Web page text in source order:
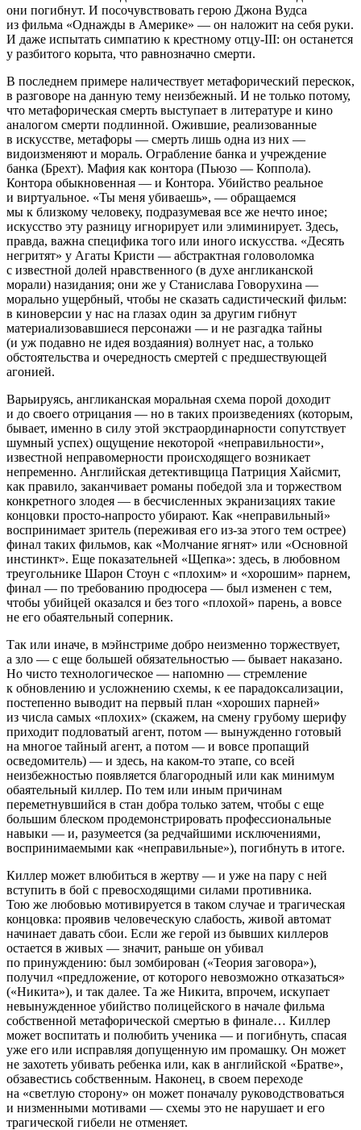
они погибнут. И посочувствовать герою Джона Вудса
из фильма «Однажды в Америке» — он наложит на себя руки.
И даже испытать симпатию к крестному отцу-III: он останется
у разбитого корыта, что равнозначно смерти.
В последнем примере наличествует метафорический перескок,
в разговоре на данную тему неизбежный. И не только потому,
что метафорическая смерть выступает в литературе и кино
аналогом смерти подлинной. Ожившие, реализованные
в искусстве, метафоры — смерть лишь одна из них —
видоизменяют и мораль. Ограбление банка и учреждение
банка (Брехт). Мафия как контора (Пьюзо — Коппола).
Контора обыкновенная — и Контора. Убийство реальное
и виртуальное. «Ты меня убиваешь», — обращаемся
мы к близкому человеку, подразумевая все же нечто иное;
искусство эту разницу игнорирует или элиминирует. Здесь,
правда, важна специфика того или иного искусства. «Десять
негритят» у Агаты Кристи — абстрактная головоломка
с известной долей нравственного (в духе англиканской
морали) назидания; они же у Станислава Говорухина —
морально ущербный, чтобы не сказать садистический фильм:
в киноверсии у нас на глазах один за другим гибнут
материализовавшиеся персонажи — и не разгадка тайны
(и уж подавно не идея воздаяния) волнует нас, а только
обстоятельства и очередность смертей с предшествующей
агонией.
Варьируясь, англиканская моральная схема порой доходит
и до своего отрицания — но в таких произведениях (которым,
бывает, именно в силу этой экстраординарности сопутствует
шумный успех) ощущение некоторой «неправильности»,
известной неправомерности происходящего возникает
непременно. Английская детективщица Патриция Хайсмит,
как правило, заканчивает романы победой зла и торжеством
конкретного злодея — в бесчисленных экранизациях такие
концовки просто-напросто убирают. Как «неправильный»
воспринимает зритель (переживая его из-за этого тем острее)
финал таких фильмов, как «Молчание ягнят» или «Основной
инстинкт». Еще показательней «Щепка»: здесь, в любовном
треугольнике Шарон Стоун с «плохим» и «хорошим» парнем,
финал — по требованию продюсера — был изменен с тем,
чтобы убийцей оказался и без того «плохой» парень, а вовсе
не его обаятельный соперник.
Так или иначе, в мэйнстриме добро неизменно торжествует,
а зло — с еще большей обязательностью — бывает наказано.
Но чисто технологическое — напомню — стремление
к обновлению и усложнению схемы, к ее парадоксализации,
постепенно выводит на первый план «хороших парней»
из числа самых «плохих» (скажем, на смену грубому шерифу
приходит подловатый агент, потом — вынужденно готовый
на многое тайный агент, а потом — и вовсе пропащий
осведомитель) — и здесь, на каком-то этапе, со всей
неизбежностью появляется благородный или как минимум
обаятельный киллер. По тем или иным причинам
переметнувшийся в стан добра только затем, чтобы с еще
большим блеском продемонстрировать профессиональные
навыки — и, разумеется (за редчайшими исключениями,
воспринимаемыми как «неправильные»), погибнуть в итоге.
Киллер может влюбиться в жертву — и уже на пару с ней
вступить в бой с превосходящими силами противника.
Тою же любовью мотивируется в таком случае и трагическая
концовка: проявив человеческую слабость, живой автомат
начинает давать сбои. Если же герой из бывших киллеров
остается в живых — значит, раньше он убивал
по принуждению: был зомбирован («Теория заговора»),
получил «предложение, от которого невозможно отказаться»
(«Никита»), и так далее. Та же Никита, впрочем, искупает
невынужденное убийство полицейского в начале фильма
собственной метафорической смертью в финале… Киллер
может воспитать и полюбить ученика — и погибнуть, спасая
уже его или исправляя допущенную им промашку. Он может
не захотеть убивать ребенка или, как в английской «Братве»,
обзавестись собственным. Наконец, в своем переходе
на «светлую сторону» он может поначалу руководствоваться
и низменными мотивами — схемы это не нарушает и его
трагической гибели не отменяет.